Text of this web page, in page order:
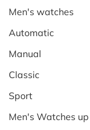
Men's watches
Automatic
Manual
Classic
Sport
Men's Watches